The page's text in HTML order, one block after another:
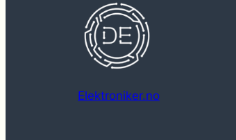
Elektroniker.no